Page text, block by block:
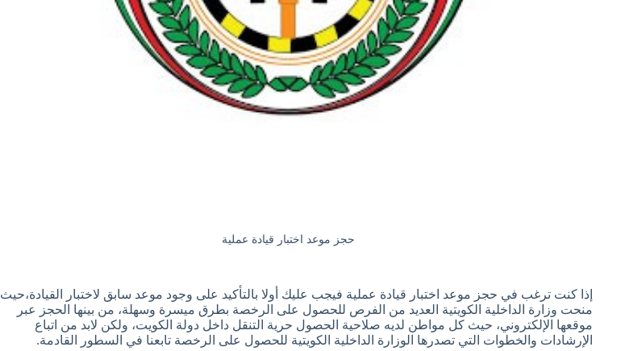
حجز موعد اختبار قيادة عملية
إذا كنت ترغب في حجز موعد اختبار قيادة عملية فيجب عليك أولا بالتأكيد على وجود موعد سابق لاختبار القيادة،حيث
منحت وزارة الداخلية الكويتية العديد من الفرص للحصول على الرخصة بطرق ميسرة وسهلة، من بينها الحجز عبر
موقعها الإلكتروني، حيث كل مواطن لديه صلاحية الحصول حرية التنقل داخل دولة الكويت، ولكن لابد من اتباع
الإرشادات والخطوات التي تصدرها الوزارة الداخلية الكويتية للحصول على الرخصة تابعنا في السطور القادمة.